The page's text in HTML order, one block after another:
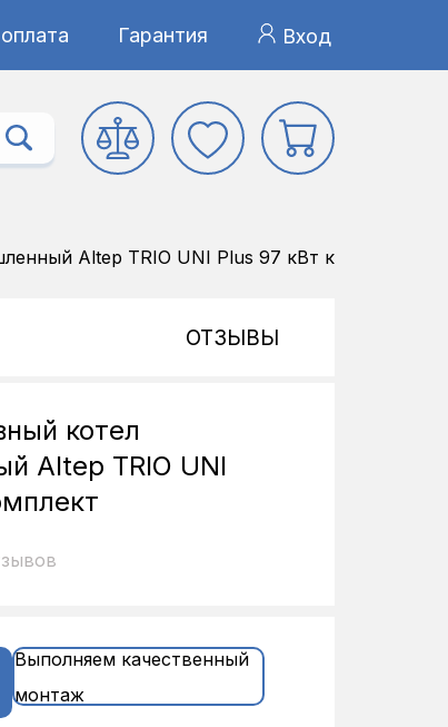
Гарантия Вход
Altep TRIO UNI Plus 97 кВт комплект
ОТЗЫВЫ
котел
Altep TRIO UNI
Выполняем качественный
монтаж